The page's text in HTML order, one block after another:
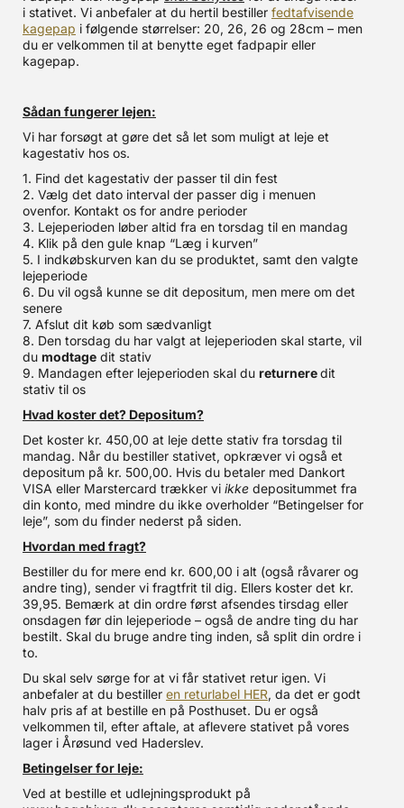
i stativet. Vi anbefaler at du hertil bestiller fedtafvisende
kagepap i følgende størrelser: 20, 26, 26 og 28cm – men
du er velkommen til at benytte eget fadpapir eller
kagepap.
Sådan fungerer lejen:
Vi har forsøgt at gøre det så let som muligt at leje et
kagestativ hos os.
1. Find det kagestativ der passer til din fest
2. Vælg det dato interval der passer dig i menuen
ovenfor. Kontakt os for andre perioder
3. Lejeperioden løber altid fra en torsdag til en mandag
4. Klik på den gule knap “Læg i kurven”
5. I indkøbskurven kan du se produktet, samt den valgte
lejeperiode
6. Du vil også kunne se dit depositum, men mere om det
senere
7. Afslut dit køb som sædvanligt
8. Den torsdag du har valgt at lejeperioden skal starte, vil
du modtage dit stativ
9. Mandagen efter lejeperioden skal du returneredit
stativ til os
Hvad koster det? Depositum?
Det koster kr. 450,00 at leje dette stativ fra torsdag til
mandag. Når du bestiller stativet, opkræver vi også et
depositum på kr. 500,00. Hvis du betaler med Dankort
VISA eller Marstercard trækker vi ikke depositummet fra
din konto, med mindre du ikke overholder “Betingelser for
leje”, som du finder nederst på siden.
Hvordan med fragt?
Bestiller du for mere end kr. 600,00 i alt (også råvarer og
andre ting), sender vi fragtfrit til dig. Ellers koster det kr.
39,95. Bemærk at din ordre først afsendes tirsdag eller
onsdagen før din lejeperiode – også de andre ting du har
bestilt. Skal du bruge andre ting inden, så split din ordre i
to.
Du skal selv sørge for at vi får stativet retur igen. Vi
anbefaler at du bestiller en returlabel HER, da det er godt
halv pris af at bestille en på Posthuset. Du er også
velkommen til, efter aftale, at aflevere stativet på vores
lager i Årøsund ved Haderslev.
Betingelser for leje:
Ved at bestille et udlejningsprodukt på